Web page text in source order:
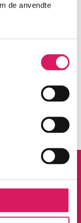
de anvendte
. Se
på listen